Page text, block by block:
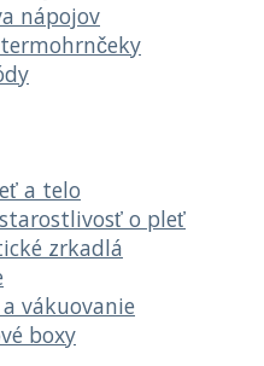
nápojov
a telo
o pleť
zrkadlá
vákuovanie
boxy